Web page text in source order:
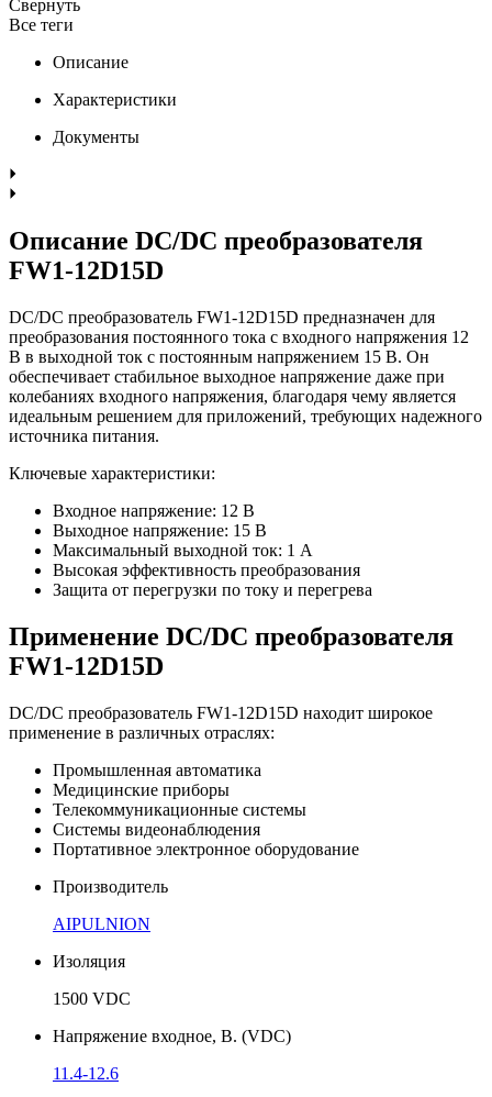
Свернуть
Все теги
Описание
Характеристики
Документы
Описание DC/DC преобразователя
FW1-12D15D
DC/DC преобразователь FW1-12D15D предназначен для
преобразования постоянного тока с входного напряжения 12
В в выходной ток с постоянным напряжением 15 В. Он
обеспечивает стабильное выходное напряжение даже при
колебаниях входного напряжения, благодаря чему является
идеальным решением для приложений, требующих надежного
источника питания.
Ключевые характеристики:
Входное напряжение: 12 В
Выходное напряжение: 15 В
Максимальный выходной ток: 1 А
Высокая эффективность преобразования
Защита от перегрузки по току и перегрева
Применение DC/DC преобразователя
FW1-12D15D
DC/DC преобразователь FW1-12D15D находит широкое
применение в различных отраслях:
Промышленная автоматика
Медицинские приборы
Телекоммуникационные системы
Системы видеонаблюдения
Портативное электронное оборудование
Производитель
AIPULNION
Изоляция
1500 VDC
Напряжение входное, В. (VDC)
11.4-12.6